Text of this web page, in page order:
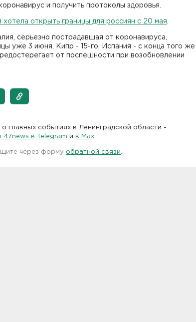
и получить протоколы здоровья.
хотела открыть границы для россиян с 20 мая
серьезно пострадавшая от коронавируса,
уже 3 июня, Кипр - 15-го, Испания - с конца того же
от поспешности при возобновлении
главных событиях в Ленинградской области -
47news в Telegram и в Maх
через форму обратной связи